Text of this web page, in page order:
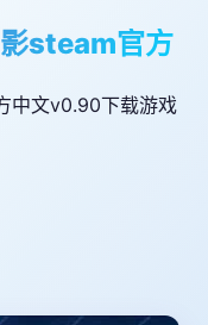
steam官方
中文v0.90下载游戏